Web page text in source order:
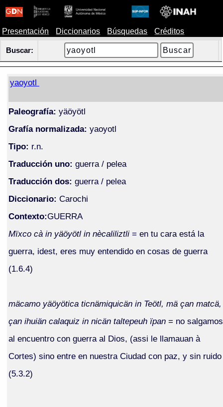
Presentación Diccionarios Búsquedas Créditos
Buscar:
yaoyotl
Paleografía: yäöyötl
Grafía normalizada: yaoyotl
Tipo: r.n.
Traducción uno: guerra / pelea
Traducción dos: guerra / pelea
Diccionario: Carochi
Contexto:GUERRA
Mïxco cà in yäöyötl in nècaliliztli = en tu cara está la
guerra, idest, eres muy entendido en cosas de guerra
(1.6.4)
mäcamo yäöyötica ticnämiquicän in Teötl, mä çan matcä,
çan ihuiän calaquiz in nicän taltepeuh ïpan = no salgamos
al encuentro con guerra al Dios, (assi le llamauan à
Cortes) sino entre en nuestra Ciudad con paz, y sin ruido
(5.3.2)